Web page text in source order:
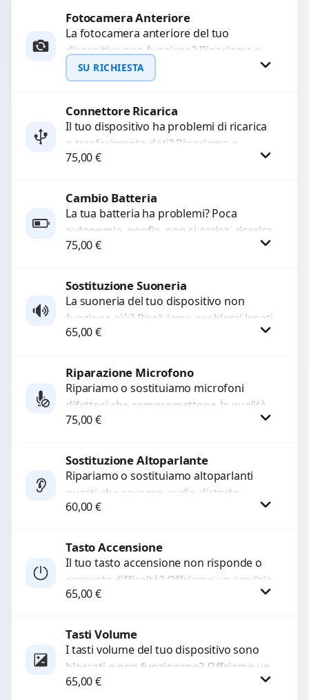
Richiedi Preventivo
WhatsApp
Fotocamera Anteriore
La fotocamera anteriore del tuo
dispositivo non funziona? Ripariamo o
sostituiamo fotocamere guaste con
problemi come immagini sfocate, messa
SU RICHIESTA
Richiedi Preventivo
Connettore Ricarica
Il tuo dispositivo ha problemi di ricarica
o trasferimento dati? Ripariamo o
sostituiamo connettori di ricarica guasti,
75,00€
Procedi
Cambio Batteria
La tua batteria ha problemi? Poca
autonomia, gonfia, non si carica, ricarica
lenta o cicli di ricarica esauriti?
75,00€
Procedi
Sostituzione Suoneria
La suoneria del tuo dispositivo non
funziona più? Risolviamo problemi legati
a moduli audio difettosi con interventi
65,00€
Procedi
Riparazione Microfono
Ripariamo o sostituiamo microfoni
difettosi che compromettono la qualità
audio delle registrazioni o delle
di...
75,00€
Procedi
Sostituzione Altoparlante
Ripariamo o sostituiamo altoparlanti
guasti che causano audio distorto,
basso o assente. Utilizziamo ricambi di
60,00€
Procedi
Tasto Accensione
Il tuo tasto accensione non risponde o
presenta difficoltà? Offriamo un servizio
professionale di riparazione o
65,00€
Tasti Volume
I tasti volume del tuo dispositivo sono
bloccati o non funzionano? Offriamo un
servizio di riparazione o sostituzione
65,00€